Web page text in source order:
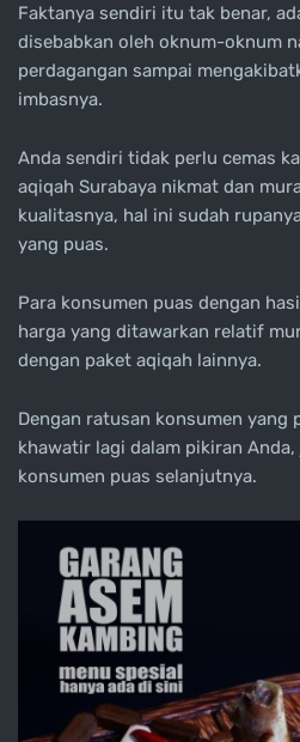
Faktanya sendiri itu tak benar,
disebabkan oleh oknum-oknum
perdagangan sampai
imbasnya.
Anda sendiri tidak perlu cemas
aqiqah Surabaya nikmat dan
kualitasnya, hal ini sudah
yang puas.
Para konsumen puas dengan
harga yang ditawarkan relatif
dengan paket aqiqah lainnya.
Dengan ratusan konsumen yang
khawatir lagi dalam pikiran
konsumen puas selanjutnya.